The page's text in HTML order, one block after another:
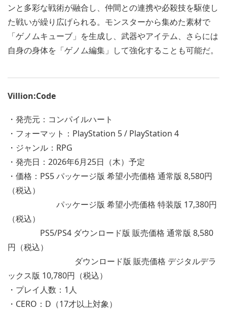
ンと多彩な戦術が融合し、仲間との連携や必殺技を駆使し
た戦いが繰り広げられる。モンスターから集めた素材で
「ゲノムキューブ」を生成し、武器やアイテム、さらには
自身の身体を「ゲノム編集」して強化することも可能だ。
Villion:Code
・発売元：コンパイルハート
・フォーマット：PlayStation 5 / PlayStation 4
・ジャンル：RPG
・発売日：2026年6月25日（木）予定
・価格：PS5 パッケージ版 希望小売価格 通常版 8,580円
（税込）
パッケージ版 希望小売価格 特装版 17,380円
（税込）
PS5/PS4 ダウンロード版 販売価格 通常版 8,580
円（税込）
ダウンロード版 販売価格 デジタルデラ
ックス版 10,780円（税込）
・プレイ人数：1人
・CERO：D（17才以上対象）